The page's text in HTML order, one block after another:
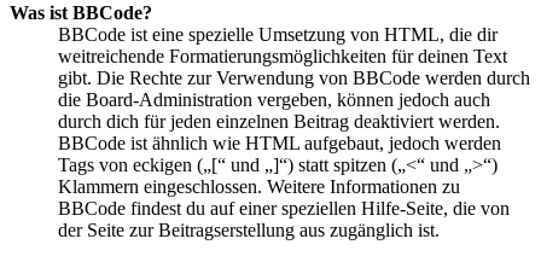
Was ist BBCode?
BBCode ist eine spezielle Umsetzung von HTML, die dir
weitreichende Formatierungsmöglichkeiten für deinen Text
gibt. Die Rechte zur Verwendung von BBCode werden durch
die Board-Administration vergeben, können jedoch auch
durch dich für jeden einzelnen Beitrag deaktiviert werden.
BBCode ist ähnlich wie HTML aufgebaut, jedoch werden
Tags von eckigen („[“ und „]“) statt spitzen („<“ und „>“)
Klammern eingeschlossen. Weitere Informationen zu
BBCode findest du auf einer speziellen Hilfe-Seite, die von
der Seite zur Beitragserstellung aus zugänglich ist.